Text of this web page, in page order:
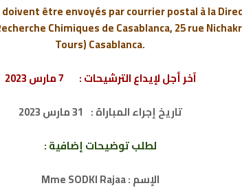
être envoyés par courrier postal à la
Chimiques de Casablanca, 25 rue
Tours) Casablanca.
آخر أجل لإيداع الترشيحات :
7 مارس 2023
تاريخ إجراء المباراة : 31 مارس 2023
لطلب توضيحات إضافية :
الإسم : Mme SODKI Rajaa